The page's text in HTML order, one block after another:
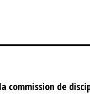
commission de